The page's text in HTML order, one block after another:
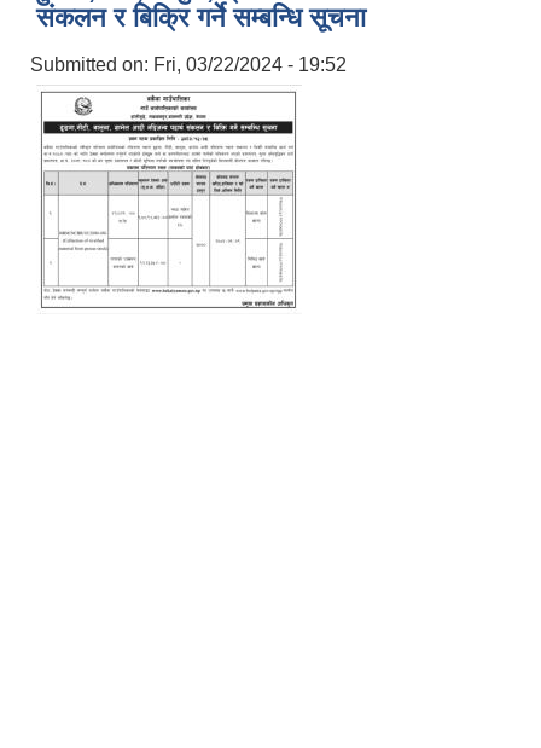
संकलन र बिक्रि गर्ने सम्बन्धि सूचना
Submitted on: Fri, 03/22/2024 - 19:52